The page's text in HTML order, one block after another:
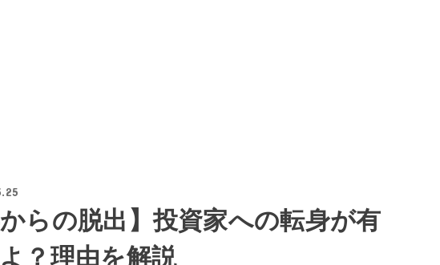
らの脱出】投資家への転身が有
？理由を解説